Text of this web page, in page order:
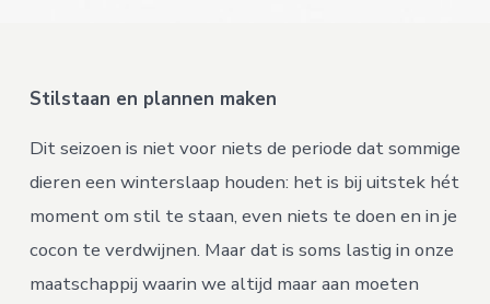
Stilstaan en plannen maken
Dit seizoen is niet voor niets de periode dat sommige
dieren een winterslaap houden: het is bij uitstek hét
moment om stil te staan, even niets te doen en in je
cocon te verdwijnen. Maar dat is soms lastig in onze
maatschappij waarin we altijd maar aan moeten